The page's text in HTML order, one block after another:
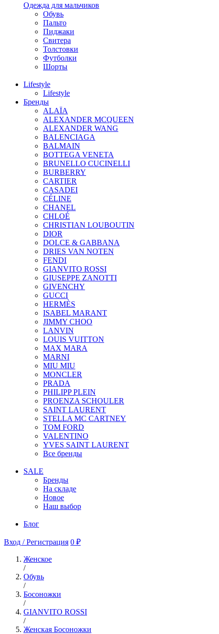
Одежда для мальчиков
Обувь
Пальто
Пиджаки
Свитера
Толстовки
Футболки
Шорты
Lifestyle
Lifestyle
Бренды
ALAÏA
ALEXANDER MCQUEEN
ALEXANDER WANG
BALENCIAGA
BALMAIN
BOTTEGA VENETA
BRUNELLO CUCINELLI
BURBERRY
CARTIER
CASADEI
CÉLINE
CHANEL
CHLOÉ
CHRISTIAN LOUBOUTIN
DIOR
DOLCE & GABBANA
DRIES VAN NOTEN
FENDI
GIANVITO ROSSI
GIUSEPPE ZANOTTI
GIVENCHY
GUCCI
HERMÈS
ISABEL MARANT
JIMMY CHOO
LANVIN
LOUIS VUITTON
MAX MARA
MARNI
MIU MIU
MONCLER
PRADA
PHILIPP PLEIN
PROENZA SCHOULER
SAINT LAURENT
STELLA MC CARTNEY
TOM FORD
VALENTINO
YVES SAINT LAURENT
Все бренды
SALE
Бренды
На складе
Новое
Наш выбор
Блог
Вход / Регистрация 0 ₽
Женское
/
Обувь
/
Босоножки
/
GIANVITO ROSSI
/
Женская Босоножки